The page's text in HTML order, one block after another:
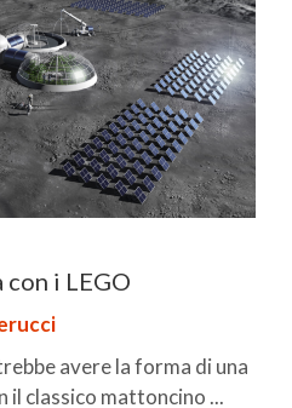
i LEGO
avere la forma di una
il classico mattoncino ...